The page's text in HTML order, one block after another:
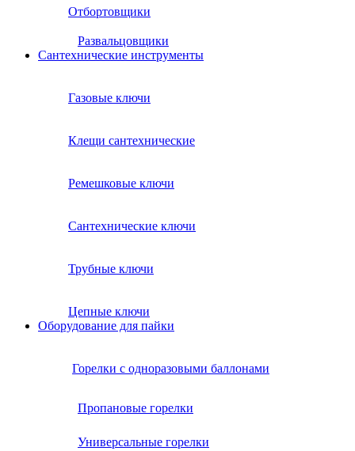
Отбортовщики
Развальцовщики
Сантехнические инcтрументы
Газовые ключи
Клещи сантехнические
Ремешковые ключи
Сантехнические ключи
Трубные ключи
Цепные ключи
Оборудование для пайки
Горелки с одноразовыми баллонами
Пропановые горелки
Универсальные горелки